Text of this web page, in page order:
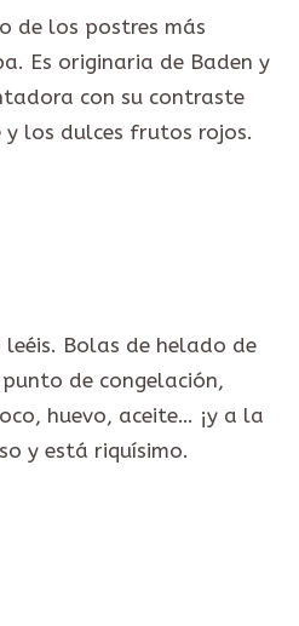
de los postres más
Es originaria de Baden y
con su contraste
los dulces frutos rojos.
leéis. Bolas de helado de
de congelación,
huevo, aceite… ¡y a la
y está riquísimo.